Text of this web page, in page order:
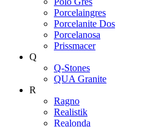
Porcelaingres
Porcelanite Dos
Porcelanosa
Prissmacer
Q
Q-Stones
QUA Granite
R
Ragno
Realistik
Realonda